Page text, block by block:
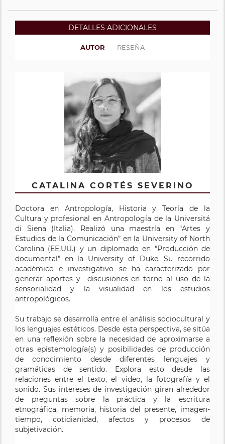
DETALLES ADICIONALES
AUTOR RESEÑA
CATALINA CORTÉS SEVERINO
Doctora en Antropología, Historia y Teoría de la
Cultura y profesional en Antropología de la Universitá
di Siena (Italia). Realizó una maestría en “Artes y
Estudios de la Comunicación” en la University of North
Carolina (EE.UU.) y un diplomado en “Producción de
documental” en la University of Duke. Su recorrido
académico e investigativo se ha caracterizado por
generar aportes y discusiones en torno al uso de la
sensorialidad y la visualidad en los estudios
antropológicos.
Su trabajo se desarrolla entre el análisis sociocultural y
los lenguajes estéticos. Desde esta perspectiva, se sitúa
en una reflexión sobre la necesidad de aproximarse a
otras epistemología(s) y posibilidades de producción
de conocimiento desde diferentes lenguajes y
gramáticas de sentido. Explora esto desde las
relaciones entre el texto, el video, la fotografía y el
sonido. Sus intereses de investigación giran alrededor
de preguntas sobre la práctica y la escritura
etnográfica, memoria, historia del presente, imagen-
tiempo, cotidianidad, afectos y procesos de
subjetivación.